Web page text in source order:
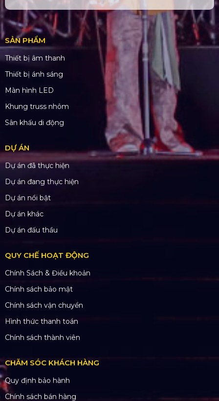
SẢN PHẨM
Thiết bị âm thanh
Thiết bị ánh sáng
Màn hình LED
Khung truss nhôm
Sân khấu di động
DỰ ÁN
Dự án đã thực hiện
Dự án đang thực hiện
Dự án nổi bật
Dự án khác
Dự án đấu thầu
QUY CHẾ HOẠT ĐỘNG
Chính Sách & Điều khoản
Chính sách bảo mật
Chính sách vận chuyển
Hình thức thanh toán
Chính sách thành viên
CHĂM SÓC KHÁCH HÀNG
Quy định bảo hành
Chính sách bán hàng